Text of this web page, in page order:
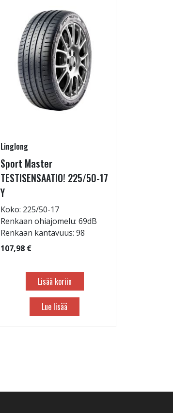
Linglong
Sport Master
TESTISENSAATIO! 225/50-17
Y
Koko: 225/50-17
Renkaan ohiajomelu: 69dB
Renkaan kantavuus: 98
107,98 €
Lisää koriin
Lue lisää